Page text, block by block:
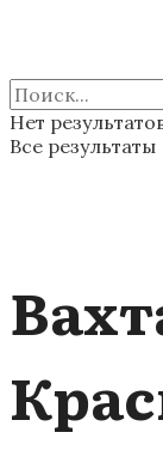
Нет
Все результаты